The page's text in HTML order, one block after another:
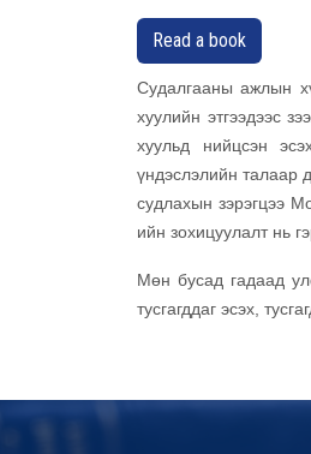
Read a book
Судалгааны ажлын
хуулийн этгээдээс
хуульд нийцсэн
үндэслэлийн талаар
судлахын зэрэгцээ
ийн зохицуулалт нь
Мөн бусад гадаад
тусгагддаг эсэх,